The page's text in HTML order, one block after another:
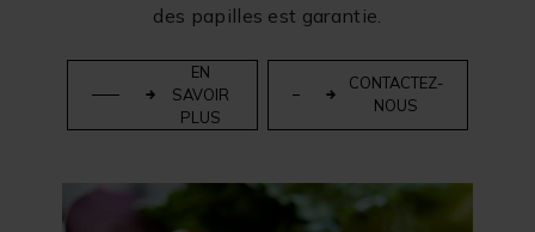
des papilles est garantie.
EN
SAVOIR
PLUS
CONTACTEZ-
NOUS